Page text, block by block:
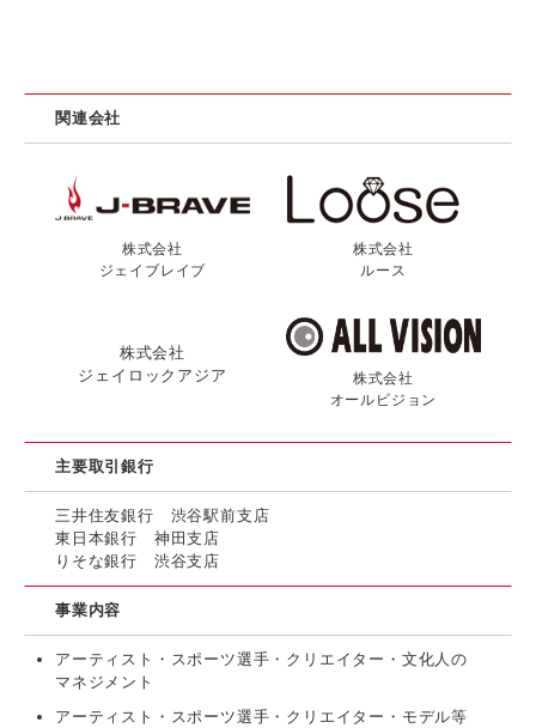
関連会社
株式会社
ジェイブレイブ
株式会社
ルース
株式会社
ジェイロックアジア
株式会社
オールビジョン
主要取引銀行
三井住友銀行 渋谷駅前支店
東日本銀行 神田支店
りそな銀行 渋谷支店
事業内容
アーティスト・スポーツ選手・クリエイター・文化人の
マネジメント
アーティスト・スポーツ選手・クリエイター・モデル等